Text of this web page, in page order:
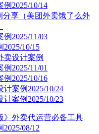
2025/10/14
享（美团外卖饿了么外
2025/11/03
10/15
卖设计案例
2025/11/01
2025/10/16
案例2025/10/24
案例2025/10/23
》外卖代运营必备工具
08/12